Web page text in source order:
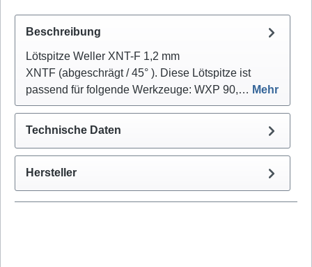
Beschreibung
Lötspitze Weller XNT-F 1,2 mm
XNTF (abgeschrägt / 45° ). Diese Lötspitze ist
passend für folgende Werkzeuge: WXP 90,… Mehr
Technische Daten
Hersteller